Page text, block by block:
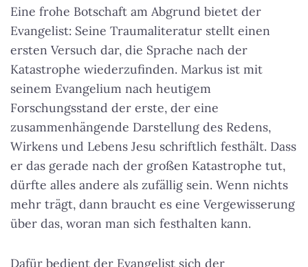
Eine frohe Botschaft am Abgrund bietet der
Evangelist: Seine Traumaliteratur stellt einen
ersten Versuch dar, die Sprache nach der
Katastrophe wiederzufinden. Markus ist mit
seinem Evangelium nach heutigem
Forschungsstand der erste, der eine
zusammenhängende Darstellung des Redens,
Wirkens und Lebens Jesu schriftlich festhält. Dass
er das gerade nach der großen Katastrophe tut,
dürfte alles andere als zufällig sein. Wenn nichts
mehr trägt, dann braucht es eine Vergewisserung
über das, woran man sich festhalten kann.
Dafür bedient der Evangelist sich der